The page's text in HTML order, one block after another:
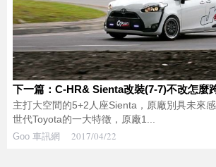
主打大空間的5+2人座Sienta，原廠別具未來
世代Toyota的一大特徵，原廠1...
Goo 車訊網 2017/04/22